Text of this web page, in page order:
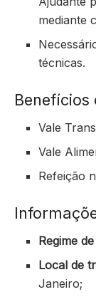
mediante
técnicas.
Benefícios
Vale
Vale
Refeição
Regime
Local de
Janeiro;